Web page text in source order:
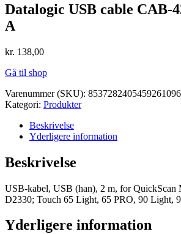
Datalogic USB cable CAB-
A
kr. 138,00
Gå til shop
Varenummer (SKU): 8537282405459261096
Kategori: Produkter
Beskrivelse
Yderligere information
Beskrivelse
USB-kabel, USB (han), 2 m, for QuickScan
D2330; Touch 65 Light, 65 PRO, 90 Light,
Yderligere information